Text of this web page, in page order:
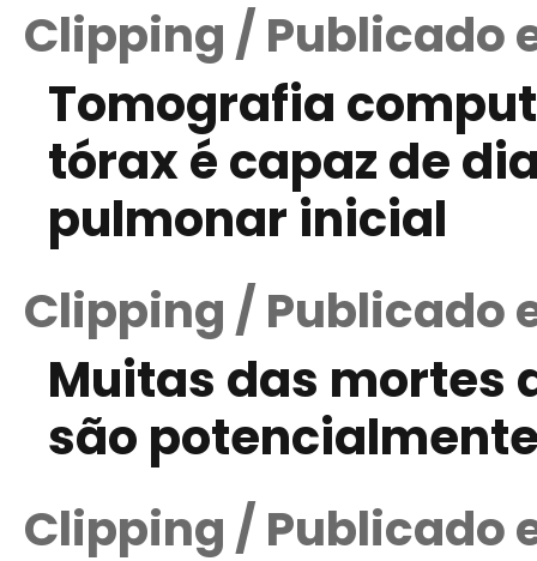
Clipping / Publicado
Tomografia
tórax é capaz de
pulmonar inicial
Clipping / Publicado
Muitas das mortes
são
Clipping / Publicado